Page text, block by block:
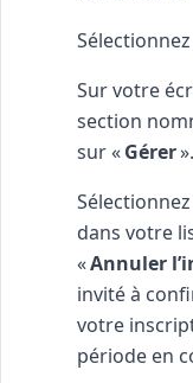
Sur votre
section
sur «Gérer».
dans votre
«Annuler
invité à
votre
période en